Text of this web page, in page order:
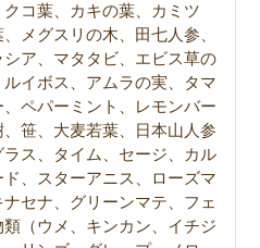
コ葉、カキの葉、カミツ
メグスリの木、田七人参、
ア、マタタビ、エビス草の
イボス、アムラの実、タマ
ペパーミント、レモンバー
笹、大麦若葉、日本山人参
ス、タイム、セージ、カル
、スターアニス、ローズマ
セナ、グリーンマテ、フェ
（ウメ、キンカン、イチジ